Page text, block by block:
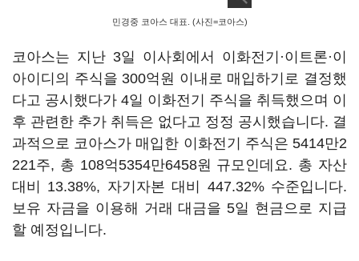
민경중 코아스 대표. (사진=코아스)
코아스는 지난 3일 이사회에서 이화전기·이트론·이
아이디의 주식을 300억원 이내로 매입하기로 결정했
다고 공시했다가 4일 이화전기 주식을 취득했으며 이
후 관련한 추가 취득은 없다고 정정 공시했습니다. 결
과적으로 코아스가 매입한 이화전기 주식은 5414만2
221주, 총 108억5354만6458원 규모인데요. 총 자산
대비 13.38%, 자기자본 대비 447.32% 수준입니다.
보유 자금을 이용해 거래 대금을 5일 현금으로 지급
할 예정입니다.